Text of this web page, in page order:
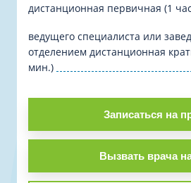
дистанционная первичная (1
ведущего специалиста или
отделением дистанционная
мин.)
Записаться на
Вызвать врача